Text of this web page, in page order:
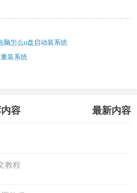
脑怎么u盘启动装系统
装系统
容 最新内容
教程